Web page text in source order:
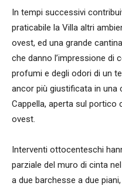
In tempi successivi
praticabile la Villa altri
ovest, ed una grande
che danno l’impressione di
profumi e degli odori di un
ancor più giustificata in una
Cappella, aperta sul portico
ovest.
Interventi ottocenteschi
parziale del muro di cinta
a due barchesse a due